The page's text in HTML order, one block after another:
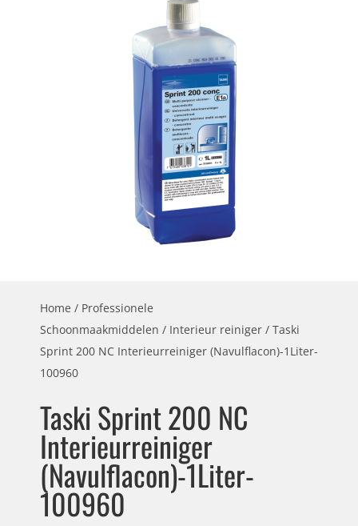
Home / Professionele
Schoonmaakmiddelen / Interieur reiniger / Taski
Sprint 200 NC Interieurreiniger (Navulflacon)-1Liter-
100960
Taski Sprint 200 NC
Interieurreiniger
(Navulflacon)-1Liter-
100960